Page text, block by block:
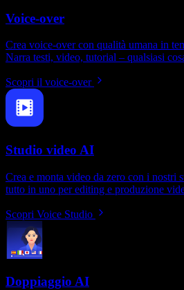
Voice-over
Crea voice-over con qualità umana in
Narra testi, video, tutorial – qualsiasi
Scopri il voice-over
Studio video AI
Crea e monta video da zero con i nostri
tutto in uno per editing e produzione
Scopri Voice Studio
Doppiaggio AI